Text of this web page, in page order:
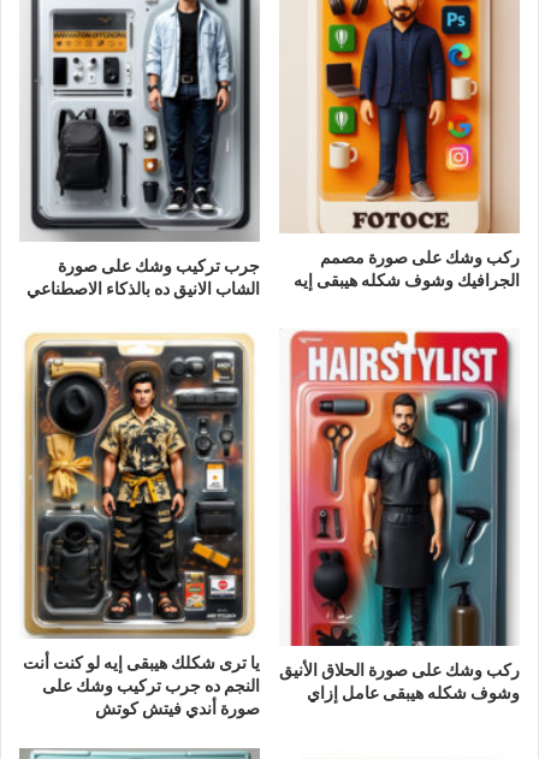
ركب وشك على صورة مصمم
الجرافيك وشوف شكله هيبقى إيه
جرب تركيب وشك على صورة
الشاب الانيق ده بالذكاء الاصطناعي
ركب وشك على صورة الحلاق الأنيق
وشوف شكله هيبقى عامل إزاي
يا ترى شكلك هيبقى إيه لو كنت أنت
النجم ده جرب تركيب وشك على
صورة أندي فيتش كوتش